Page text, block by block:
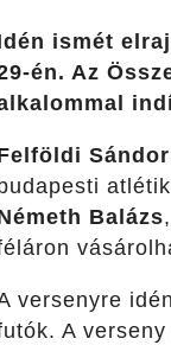
ismét
én. Az
Sándor
budapesti
Balázs
versenyre
A